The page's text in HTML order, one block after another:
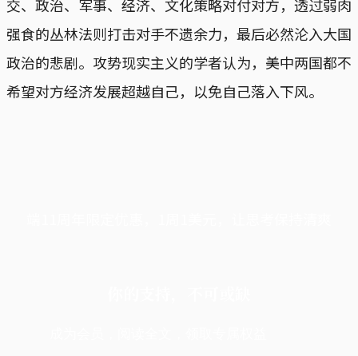
交、政治、军事、经济、文化策略对付对方，透过弱肉
强食的丛林法则打击对手不遗余力，最后必然沦入大国
政治的悲剧。攻势现实主义的学者认为，美中两国都不
希望对方经济发展超越自己，以免自己落入下风。